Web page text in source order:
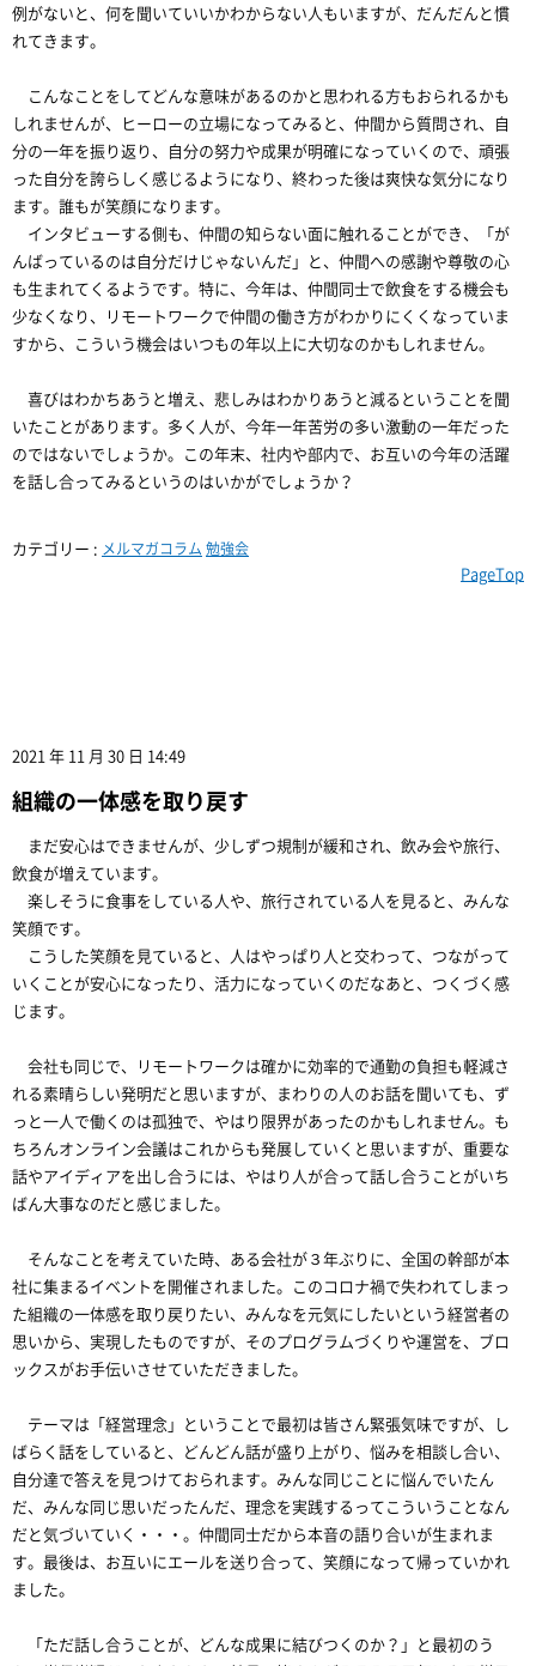
例がないと、何を聞いていいかわからない人もいますが、だんだんと慣
れてきます。
こんなことをしてどんな意味があるのかと思われる方もおられるかも
しれませんが、ヒーローの立場になってみると、仲間から質問され、自
分の一年を振り返り、自分の努力や成果が明確になっていくので、頑張
った自分を誇らしく感じるようになり、終わった後は爽快な気分になり
ます。誰もが笑顔になります。
インタビューする側も、仲間の知らない面に触れることができ、「が
んばっているのは自分だけじゃないんだ」と、仲間への感謝や尊敬の心
も生まれてくるようです。特に、今年は、仲間同士で飲食をする機会も
少なくなり、リモートワークで仲間の働き方がわかりにくくなっていま
すから、こういう機会はいつもの年以上に大切なのかもしれません。
喜びはわかちあうと増え、悲しみはわかりあうと減るということを聞
いたことがあります。多く人が、今年一年苦労の多い激動の一年だった
のではないでしょうか。この年末、社内や部内で、お互いの今年の活躍
を話し合ってみるというのはいかがでしょうか？
カテゴリー : メルマガコラム 勉強会
PageTop
2021 年 11 月 30 日 14:49
組織の一体感を取り戻す
まだ安心はできませんが、少しずつ規制が緩和され、飲み会や旅行、
飲食が増えています。
楽しそうに食事をしている人や、旅行されている人を見ると、みんな
笑顔です。
こうした笑顔を見ていると、人はやっぱり人と交わって、つながって
いくことが安心になったり、活力になっていくのだなあと、つくづく感
じます。
会社も同じで、リモートワークは確かに効率的で通勤の負担も軽減さ
れる素晴らしい発明だと思いますが、まわりの人のお話を聞いても、ず
っと一人で働くのは孤独で、やはり限界があったのかもしれません。も
ちろんオンライン会議はこれからも発展していくと思いますが、重要な
話やアイディアを出し合うには、やはり人が合って話し合うことがいち
ばん大事なのだと感じました。
そんなことを考えていた時、ある会社が３年ぶりに、全国の幹部が本
社に集まるイベントを開催されました。このコロナ禍で失われてしまっ
た組織の一体感を取り戻りたい、みんなを元気にしたいという経営者の
思いから、実現したものですが、そのプログラムづくりや運営を、ブロ
ックスがお手伝いさせていただきました。
テーマは「経営理念」ということで最初は皆さん緊張気味ですが、し
ばらく話をしていると、どんどん話が盛り上がり、悩みを相談し合い、
自分達で答えを見つけておられます。みんな同じことに悩んでいたん
だ、みんな同じ思いだったんだ、理念を実践するってこういうことなん
だと気づいていく・・・。仲間同士だから本音の語り合いが生まれま
す。最後は、お互いにエールを送り合って、笑顔になって帰っていかれ
ました。
「ただ話し合うことが、どんな成果に結びつくのか？」と最初のう